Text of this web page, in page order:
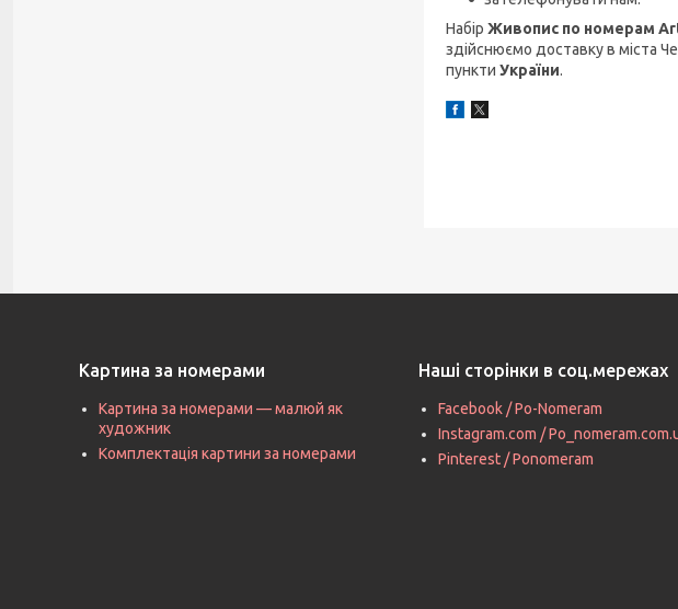
Набір Живопис по номерам
здійснюємо доставку в міста
пункти України.
Картина за номерами
Картина за номерами — малюй як
художник
Комплектація картини за номерами
Наші сторінки в соц.мережах
Facebook / Po-Nomeram
Instagram.com /
Pinterest / Ponomeram